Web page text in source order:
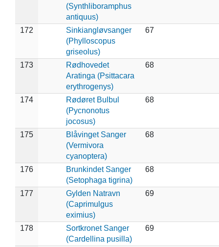
(Synthliboramphus
antiquus)
172
Sinkiangløvsanger
(Phylloscopus
griseolus)
67
173
Rødhovedet
Aratinga (Psittacara
erythrogenys)
68
174
Rødøret Bulbul
(Pycnonotus
jocosus)
68
175
Blåvinget Sanger
(Vermivora
cyanoptera)
68
176
Brunkindet Sanger
(Setophaga tigrina)
68
177
Gylden Natravn
(Caprimulgus
eximius)
69
178
Sortkronet Sanger
(Cardellina pusilla)
69